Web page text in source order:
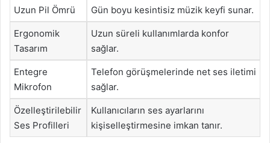
Uzun Pil Ömrü Gün boyu kesintisiz müzik keyfi sunar.
Ergonomik
Tasarım
Uzun süreli kullanımlarda konfor
sağlar.
Entegre
Mikrofon
Telefon görüşmelerinde net ses iletimi
sağlar.
Özelleştirilebilir
Ses Profilleri
Kullanıcıların ses ayarlarını
kişiselleştirmesine imkan tanır.